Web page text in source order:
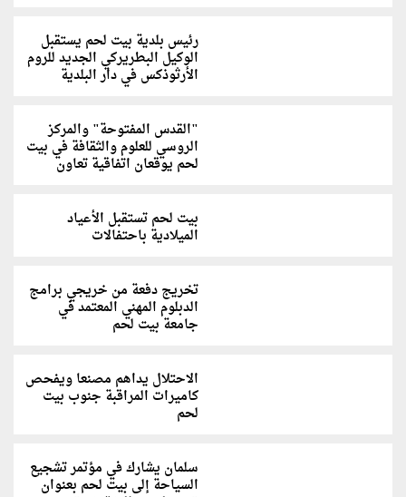
رئيس بلدية بيت لحم يستقبل
الوكيل البطريركي الجديد للروم
الأرثوذكس في دار البلدية
"القدس المفتوحة" والمركز
الروسي للعلوم والثقافة في بيت
لحم يوقعان اتفاقية تعاون
بيت لحم تستقبل الأعياد
الميلادية باحتفالات
تخريج دفعة من خريجي برامج
الدبلوم المهني المعتمد في
جامعة بيت لحم
الاحتلال يداهم مصنعا ويفحص
كاميرات المراقبة جنوب بيت
لحم
سلمان يشارك في مؤتمر تشجيع
السياحة إلى بيت لحم بعنوان